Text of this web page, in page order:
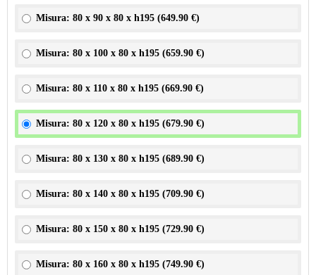
Misura: 80 x 90 x 80 x h195 (649.90 €)
Misura: 80 x 100 x 80 x h195 (659.90 €)
Misura: 80 x 110 x 80 x h195 (669.90 €)
Misura: 80 x 120 x 80 x h195 (679.90 €)
Misura: 80 x 130 x 80 x h195 (689.90 €)
Misura: 80 x 140 x 80 x h195 (709.90 €)
Misura: 80 x 150 x 80 x h195 (729.90 €)
Misura: 80 x 160 x 80 x h195 (749.90 €)